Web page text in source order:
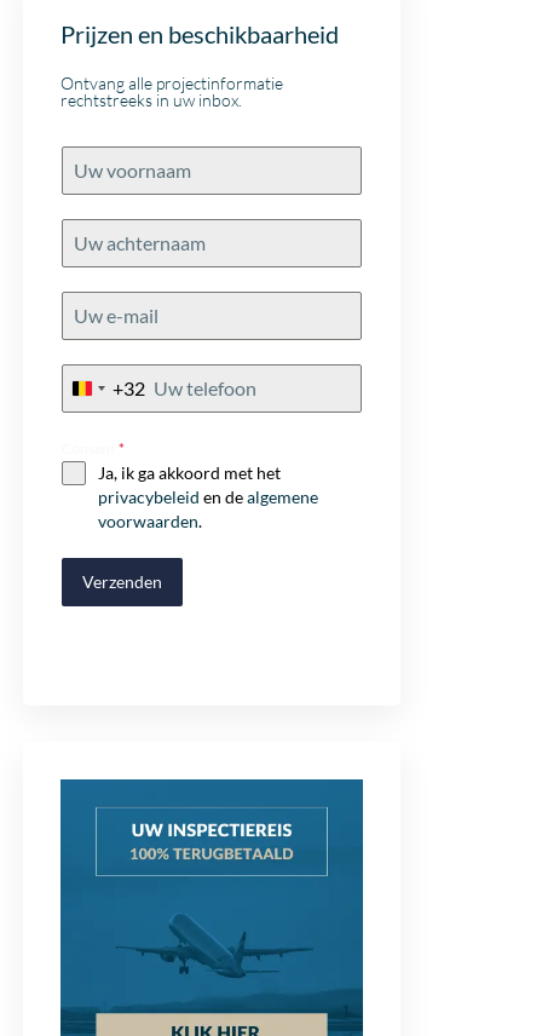
Prijzen en beschikbaarheid
Ontvang alle projectinformatie
rechtstreeks in uw inbox.
Belgium
+32
*
Ja, ik ga akkoord met het
privacybeleid en dealgemene
voorwaarden.
Verzenden